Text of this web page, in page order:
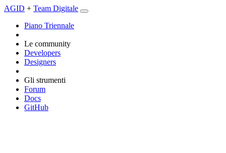
AGID + Team Digitale
Piano Triennale
Le community
Developers
Designers
Gli strumenti
Forum
Docs
GitHub